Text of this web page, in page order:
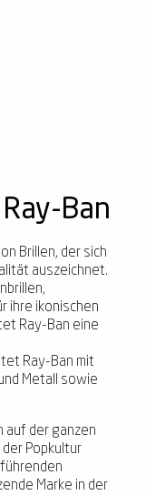
Ban
Brillen, der sich
auszeichnet.
ihre ikonischen
Ray-Ban eine
Ray-Ban mit
Metall sowie
auf der ganzen
Popkultur
Marke in der